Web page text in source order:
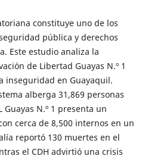
constituye uno de los
pública y derechos
Este estudio analiza la
de Libertad Guayas N.º 1
inseguridad en Guayaquil.
alberga 31,869 personas
N.º 1 presenta un
cerca de 8,500 internos en un
reportó 130 muertes en el
el CDH advirtió una crisis